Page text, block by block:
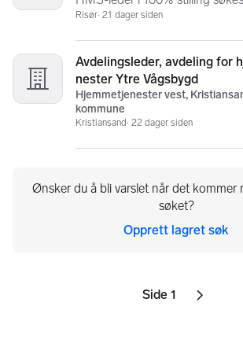
Risør 21 dager siden
Avdelingsleder, avdeling for
nester Ytre Vågsbygd
Hjemmetjenester vest,
kommune
Kristiansand 22 dager siden
Ønsker du å bli varslet når det kommer
søket?
Opprett lagret søk
Sider
Side 1 Neste
ikon